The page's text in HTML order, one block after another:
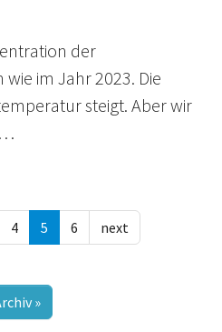
der
im Jahr 2023. Die
steigt. Aber wir
4 5 6 next
»